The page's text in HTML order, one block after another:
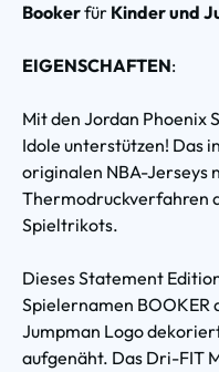
Bookerfür Kinder und
EIGENSCHAFTEN:
Mit den Jordan Phoenix
Idole unterstützen! Das
originalen NBA-Jerseys
Thermodruckverfahren
Spieltrikots.
Dieses Statement
Spielernamen
Jumpman Logo
aufgenäht. Das Dri-FIT